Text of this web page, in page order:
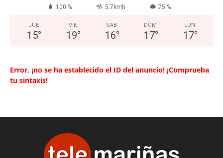
100 % 5.7kmh 75 %
JUE
15°
VIE
19°
SAB
16°
DOM
17°
LUN
17°
Error, ¡no se ha establecido el ID del anuncio! ¡Comprueba
tu sintaxis!